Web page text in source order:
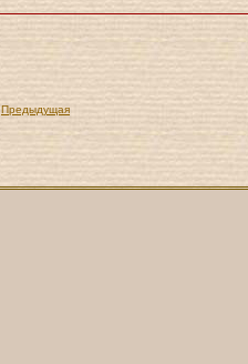
Предыдущая